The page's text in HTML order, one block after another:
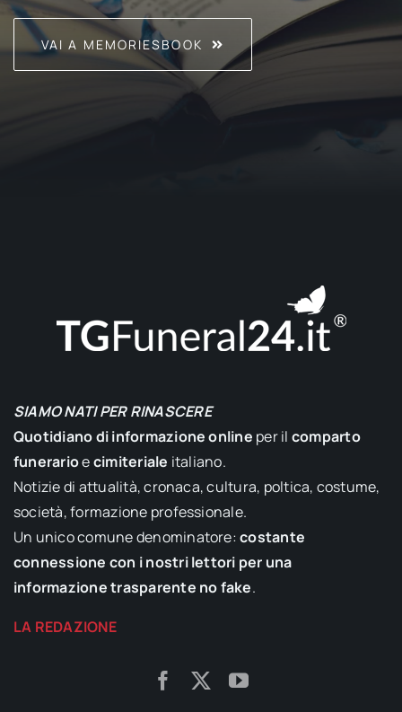
VAI A MEMORIESBOOK
SIAMO NATI PER RINASCERE
Quotidiano di informazione online per il comparto
funerarioecimiteriale italiano.
Notizie di attualità, cronaca, cultura, poltica, costume,
società, formazione professionale.
Un unico comune denominatore:costante
connessione con i nostri lettori per una
informazione trasparente no fake.
LA REDAZIONE